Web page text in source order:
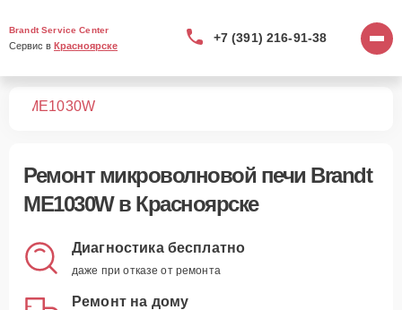
Brandt Service Center
Сервис в Красноярске
+7 (391) 216-91-38
ME1030W
Ремонт микроволновой печи Brandt
ME1030Wв Красноярске
Диагностика бесплатно
даже при отказе от ремонта
Ремонт на дому